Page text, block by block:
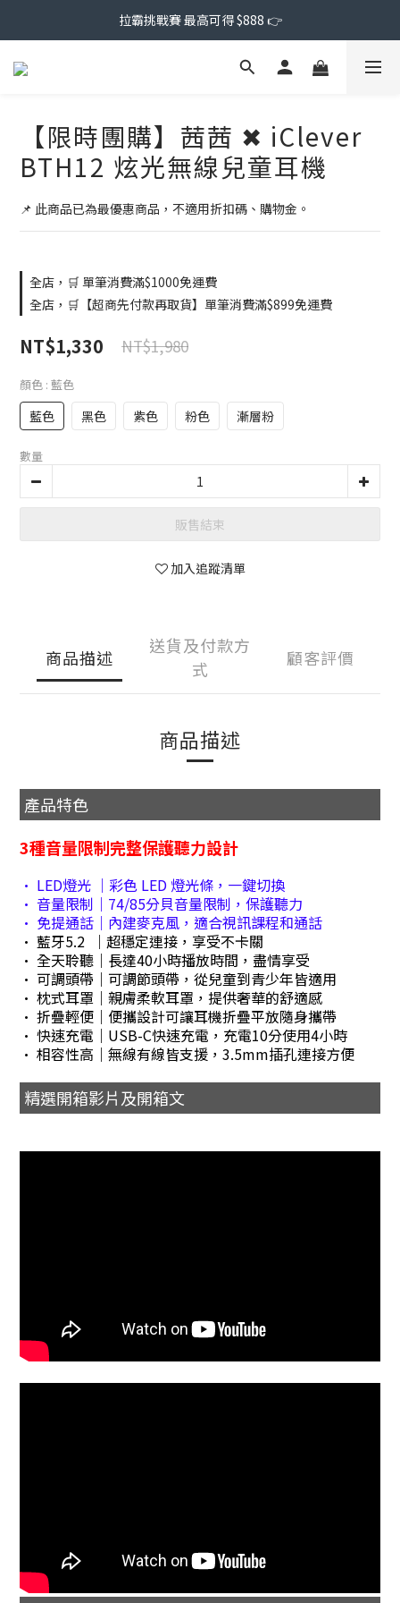
拉霸挑戰賽 最高可得 $888 👉
【限時團購】茜茜 ✖ iClever
BTH12 炫光無線兒童耳機
📌 此商品已為最優惠商品，不適用折扣碼、購物金。
全店，🛒 單筆消費滿$1000免運費
全店，🛒【超商先付款再取貨】單筆消費滿$899免運費
NT$1,330 NT$1,980
顏色 : 藍色
藍色 黑色 紫色 粉色 漸層粉
數量
販售結束
加入追蹤清單
商品描述
送貨及付款方
式
顧客評價
商品描述
產品特色
3種音量限制完整保護聽力設計
• LED燈光 ｜彩色 LED 燈光條，一鍵切換
• 音量限制｜74/85分貝音量限制，保護聽力
• 免提通話｜內建麥克風，適合視訊課程和通話
• 藍牙5.2 ｜超穩定連接，享受不卡關
• 全天聆聽｜長達40小時播放時間，盡情享受
• 可調頭帶｜可調節頭帶，從兒童到青少年皆適用
• 枕式耳罩｜親膚柔軟耳罩，提供奢華的舒適感
• 折疊輕便｜便攜設計可讓耳機折疊平放隨身攜帶
• 快速充電｜USB-C快速充電，充電10分使用4小時
• 相容性高｜無線有線皆支援，3.5mm插孔連接方便
精選開箱影片及開箱文